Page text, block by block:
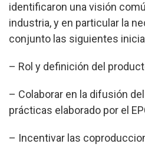
identificaron una visión
industria, y en particular la
conjunto las siguientes
– Rol y definición del
– Colaborar en la difusión
prácticas elaborado por el
– Incentivar las